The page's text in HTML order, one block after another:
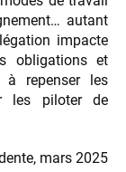
autant
impacte
obligations et
à repenser les
les piloter de
mars 2025